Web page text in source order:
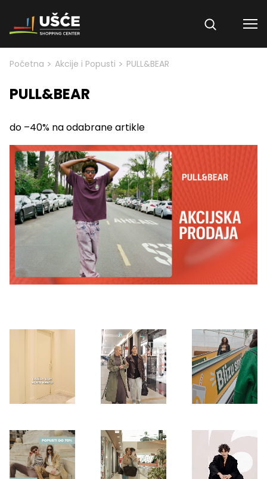
Skip to content
Početna > Akcije i Popusti > PULL&BEAR
PULL&BEAR
do –40% na odabrane artikle